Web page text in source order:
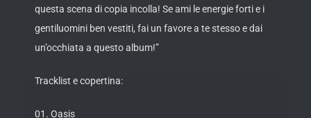
questa scena di copia incolla! Se ami le energie forti e i
gentiluomini ben vestiti, fai un favore a te stesso e dai
un’occhiata a questo album!”
Tracklist e copertina:
01. Oasis